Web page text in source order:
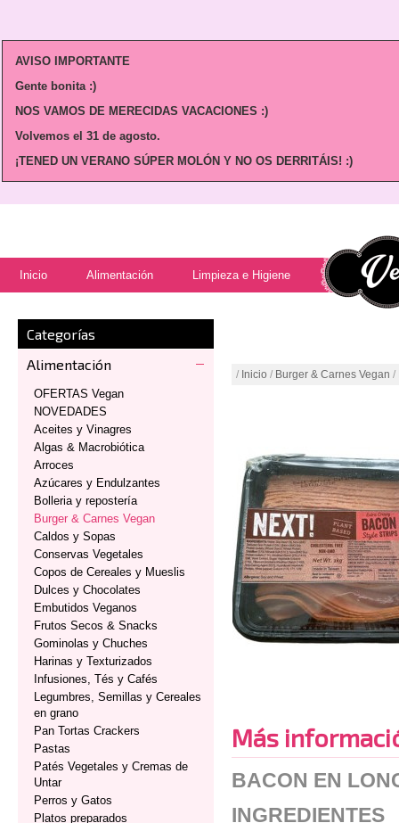
AVISO IMPORTANTE
Gente bonita :)
NOS VAMOS DE MERECIDAS VACACIONES :)
Volvemos el 31 de agosto.
¡TENED UN VERANO SÚPER MOLÓN Y NO OS DERRITÁIS! :)
Inicio Alimentación Limpieza e Higiene
Categorías
Alimentación
OFERTAS Vegan
NOVEDADES
Aceites y Vinagres
Algas & Macrobiótica
Arroces
Azúcares y Endulzantes
Bolleria y repostería
Burger & Carnes Vegan
Caldos y Sopas
Conservas Vegetales
Copos de Cereales y Mueslis
Dulces y Chocolates
Embutidos Veganos
Frutos Secos & Snacks
Gominolas y Chuches
Harinas y Texturizados
Infusiones, Tés y Cafés
Legumbres, Semillas y Cereales
en grano
Pan Tortas Crackers
Pastas
Patés Vegetales y Cremas de
Untar
Perros y Gatos
Platos preparados
/ Inicio / Burger & Carnes Vegan /
Más
BACON EN
INGREDIENTES